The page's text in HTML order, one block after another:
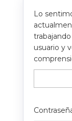
Lo
usuario y